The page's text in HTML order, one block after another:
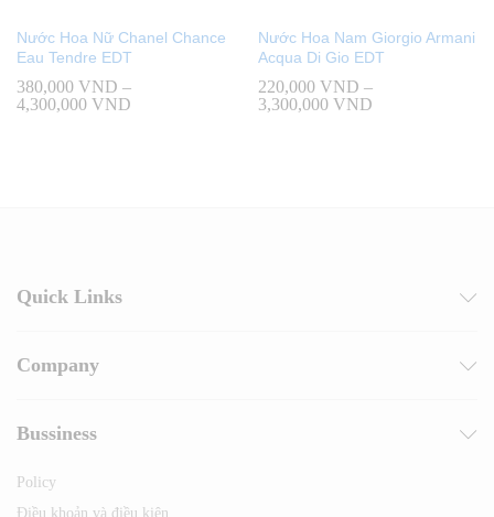
Nước Hoa Nữ Chanel Chance
Eau Tendre EDT
380,000 VND –
4,300,000 VND
Nước Hoa Nam Giorgio Armani
Acqua Di Gio EDT
220,000 VND –
3,300,000 VND
Quick Links
Company
Bussiness
Policy
Điều khoản và điều kiện